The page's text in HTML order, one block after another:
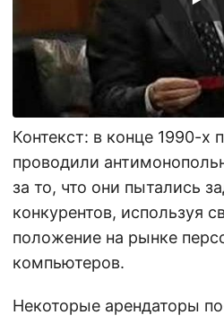
Контекст: в конце 1990-х
проводили
за то, что они пытались
конкурентов, используя
положение на рынке
компьютеров.
Некоторые арендаторы